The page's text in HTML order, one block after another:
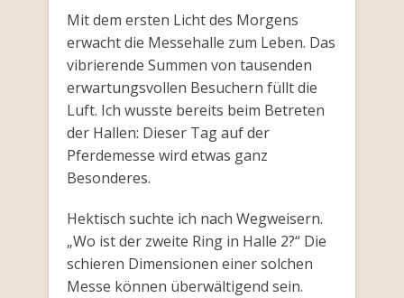
Mit dem ersten Licht des Morgens
erwacht die Messehalle zum Leben. Das
vibrierende Summen von tausenden
erwartungsvollen Besuchern füllt die
Luft. Ich wusste bereits beim Betreten
der Hallen: Dieser Tag auf der
Pferdemesse wird etwas ganz
Besonderes.
Hektisch suchte ich nach Wegweisern.
„Wo ist der zweite Ring in Halle 2?“ Die
schieren Dimensionen einer solchen
Messe können überwältigend sein.